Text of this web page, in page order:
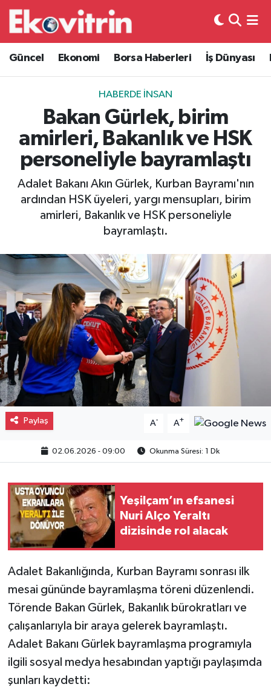
Güncel Ekonomi Borsa Haberleri İş Dünyası
HABERDE İNSAN
Bakan Gürlek, birim
amirleri, Bakanlık ve HSK
personeliyle bayramlaştı
Adalet Bakanı Akın Gürlek, Kurban Bayramı'nın
ardından HSK üyeleri, yargı mensupları, birim
amirleri, Bakanlık ve HSK personeliyle
bayramlaştı.
Paylaş A- A+
02.06.2026 - 09:00 Okunma Süresi: 1 Dk
Yeşilçam’ın efsanesi
Nuri Alço Yeraltı
dizisinde rol alacak
Adalet Bakanlığında, Kurban Bayramı sonrası ilk
mesai gününde bayramlaşma töreni düzenlendi.
Törende Bakan Gürlek, Bakanlık bürokratları ve
çalışanlarıyla bir araya gelerek bayramlaştı.
Adalet Bakanı Gürlek bayramlaşma programıyla
ilgili sosyal medya hesabından yaptığı paylaşımda
şunları kaydetti:
Güncel
Ekonomi
Borsa Haberleri
İş Dünyası
Lojistik
Otovitrin
Magazin
Gayrimenkul
Spor
Eğitim
Hava Durumu
Trafik Durumu
Süper Lig Puan Durumu ve Fikstür
Tüm Manşetler
Son Dakika Haberleri
Haber Arşivi